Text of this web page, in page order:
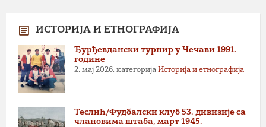
ИСТОРИЈА И ЕТНОГРАФИЈА
Ђурђевдански турнир у Чечави 1991.
године
2. мај 2026. категорија Историја и етнографија
Теслић/Фудбалски клуб 53. дивизије са
члановима штаба, март 1945.